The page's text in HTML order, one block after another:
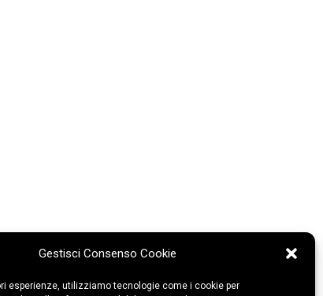
Gestisci Consenso Cookie
esperienze, utilizziamo tecnologie come i cookie per